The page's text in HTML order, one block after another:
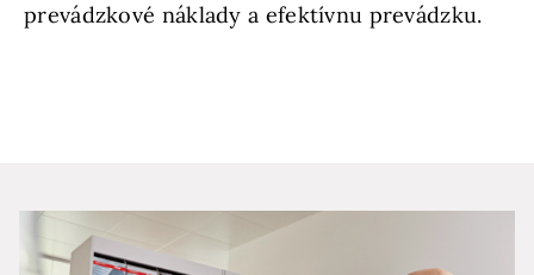
prevádzkové náklady a efektívnu prevádzku.